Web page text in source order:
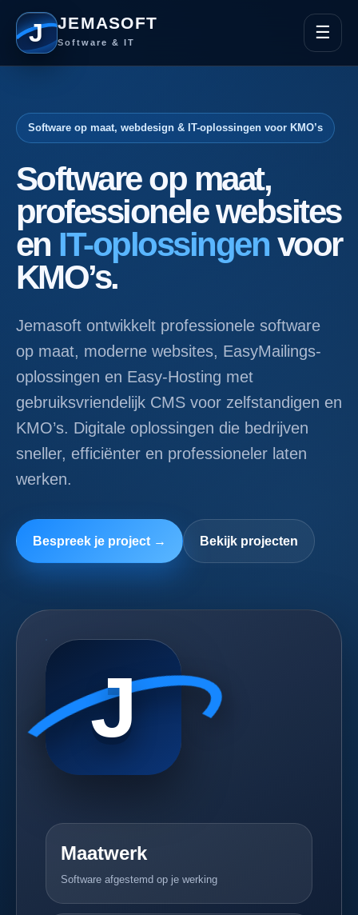
J JEMASOFT
Software & IT ☰
Software op maat, webdesign & IT-oplossingen voor KMO’s
Software op maat,
professionele websites
en IT-oplossingen voor
KMO’s.
Jemasoft ontwikkelt professionele software
op maat, moderne websites, EasyMailings-
oplossingen en Easy-Hosting met
gebruiksvriendelijk CMS voor zelfstandigen en
KMO’s. Digitale oplossingen die bedrijven
sneller, efficiënter en professioneler laten
werken.
Bespreek je project → Bekijk projecten
J
Maatwerk
Software afgestemd op je werking